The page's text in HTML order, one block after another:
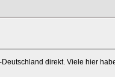
direkt. Viele hier